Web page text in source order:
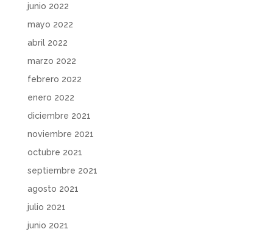
junio 2022
mayo 2022
abril 2022
marzo 2022
febrero 2022
enero 2022
diciembre 2021
noviembre 2021
octubre 2021
septiembre 2021
agosto 2021
julio 2021
junio 2021